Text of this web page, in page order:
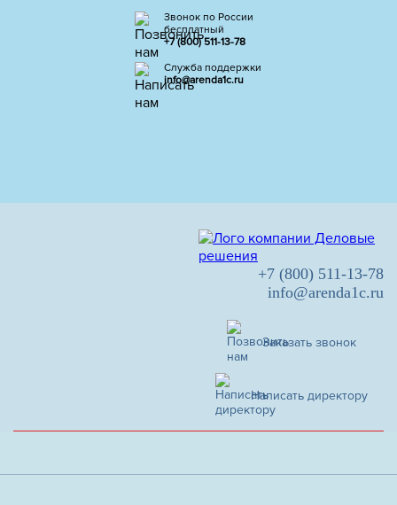
Звонок по России
бесплатный
+7 (800) 511-13-78
Служба поддержки
info@arenda1c.ru
+7 (800) 511-13-78
info@arenda1c.ru
Заказать звонок
Написать директору